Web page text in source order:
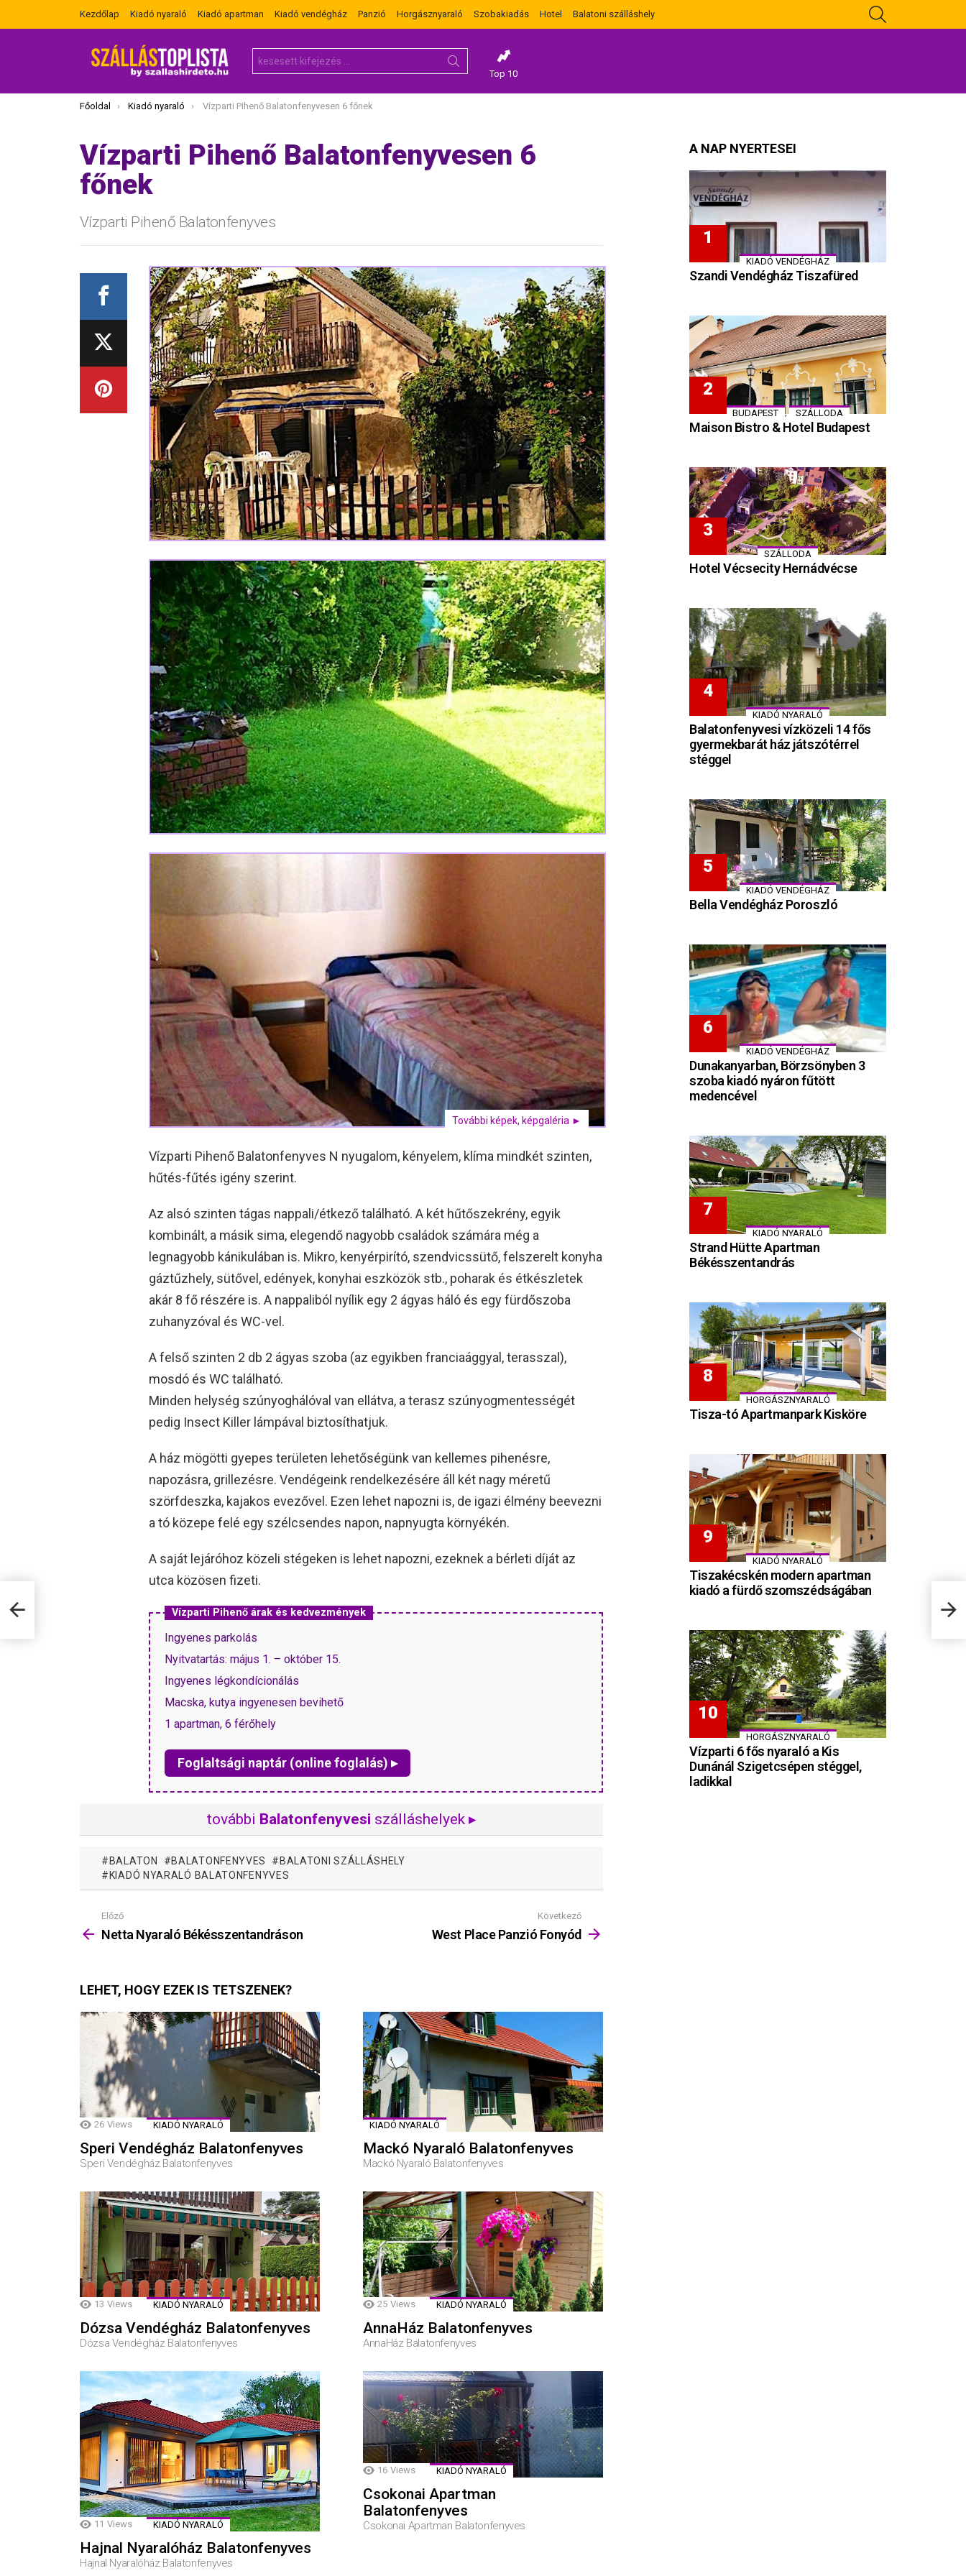
Kezdőlap Kiadó nyaraló Kiadó apartman Kiadó vendégház Panzió Horgásznyaraló Szobakiadás Hotel Balatoni szálláshely
for:
Top 10
Itt vagy most:
Főoldal Kiadó nyaraló Vízparti Pihenő Balatonfenyvesen 6 főnek
Vízparti Pihenő Balatonfenyvesen 6
főnek
Vízparti Pihenő Balatonfenyves
További képek, képgaléria ►
Vízparti Pihenő Balatonfenyves N nyugalom, kényelem, klíma mindkét szinten,
hűtés-fűtés igény szerint.
Az alsó szinten tágas nappali/étkező található. A két hűtőszekrény, egyik
kombinált, a másik sima, elegendő nagyobb családok számára még a
legnagyobb kánikulában is. Mikro, kenyérpirító, szendvicssütő, felszerelt konyha
gáztűzhely, sütővel, edények, konyhai eszközök stb., poharak és étkészletek
akár 8 fő részére is. A nappaliból nyílik egy 2 ágyas háló és egy fürdőszoba
zuhanyzóval és WC-vel.
A felső szinten 2 db 2 ágyas szoba (az egyikben franciaággyal, terasszal),
mosdó és WC található.
Minden helység szúnyoghálóval van ellátva, a terasz szúnyogmentességét
pedig Insect Killer lámpával biztosíthatjuk.
A ház mögötti gyepes területen lehetőségünk van kellemes pihenésre,
napozásra, grillezésre. Vendégeink rendelkezésére áll két nagy méretű
szörfdeszka, kajakos evezővel. Ezen lehet napozni is, de igazi élmény beevezni
a tó közepe felé egy szélcsendes napon, napnyugta környékén.
A saját lejáróhoz közeli stégeken is lehet napozni, ezeknek a bérleti díját az
utca közösen fizeti.
Vízparti Pihenő árak és kedvezmények
Ingyenes parkolás
Nyitvatartás: május 1. – október 15.
Ingyenes légkondícionálás
Macska, kutya ingyenesen bevihető
1 apartman, 6 férőhely
Foglaltsági naptár (online foglalás) ▸
további Balatonfenyvesi szálláshelyek ▸
BALATON BALATONFENYVES
BALATONI SZÁLLÁSHELY
KIADÓ NYARALÓ BALATONFENYVES
Mutass
többet
Előző
Netta Nyaraló Békésszentandráson
Következő
West Place Panzió Fonyód
LEHET, HOGY EZEK IS TETSZENEK?
26 Views KIADÓ NYARALÓ
Speri Vendégház Balatonfenyves
Speri Vendégház Balatonfenyves
KIADÓ NYARALÓ
Mackó Nyaraló Balatonfenyves
Mackó Nyaraló Balatonfenyves
13 Views KIADÓ NYARALÓ
Dózsa Vendégház Balatonfenyves
Dózsa Vendégház Balatonfenyves
25 Views KIADÓ NYARALÓ
AnnaHáz Balatonfenyves
AnnaHáz Balatonfenyves
11 Views KIADÓ NYARALÓ
Hajnal Nyaralóház Balatonfenyves
Hajnal Nyaralóház Balatonfenyves
16 Views KIADÓ NYARALÓ
Csokonai Apartman
Balatonfenyves
Csokonai Apartman Balatonfenyves
A NAP NYERTESEI
KIADÓ VENDÉGHÁZ
Szandi Vendégház Tiszafüred
BUDAPEST , SZÁLLODA
Maison Bistro & Hotel Budapest
SZÁLLODA
Hotel Vécsecity Hernádvécse
KIADÓ NYARALÓ
Balatonfenyvesi vízközeli 14 fős
gyermekbarát ház játszótérrel
stéggel
KIADÓ VENDÉGHÁZ
Bella Vendégház Poroszló
KIADÓ VENDÉGHÁZ
Dunakanyarban, Börzsönyben 3
szoba kiadó nyáron fűtött
medencével
KIADÓ NYARALÓ
Strand Hütte Apartman
Békésszentandrás
HORGÁSZNYARALÓ
Tisza-tó Apartmanpark Kisköre
KIADÓ NYARALÓ
Tiszakécskén modern apartman
kiadó a fürdő szomszédságában
HORGÁSZNYARALÓ
Vízparti 6 fős nyaraló a Kis
Dunánál Szigetcsépen stéggel,
ladikkal